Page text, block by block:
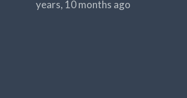
years, 10 months ago